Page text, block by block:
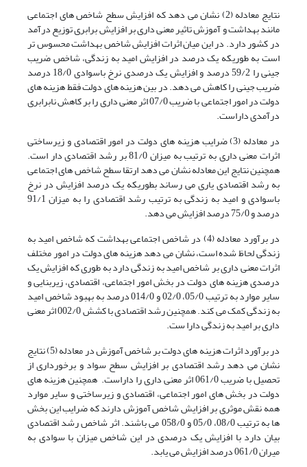
نتایج معادله (2) نشان می دهد که افزایش سطح شاخص های اجتماعی
مانند بهداشت و آموزش تاثیر معنی داری بر افزایش برابری توزیع درآمد
در کشور دارد. در این میان اثرات افزایش شاخص بهداشت محسوس تر
است به طوریکه یک درصد در افزایش امید به زندگی، شاخص ضریب
جینی را 59/2 درصد و افزایش یک درصدی نرخ باسوادی 18/0 درصد
ضریب جینی را کاهش می دهد. در بین هزینه های دولت فقط هزینه های
دولت در امور اجتماعی با ضریب 07/0 اثر معنی داری را بر کاهش نابرابری
درآمدی داراست.
در معادله (3) ضرایب هزینه های دولت در امور اقتصادی و زیرساختی
اثرات معنی داری به ترتیب به میزان 81/0 بر رشد اقتصادی دار است.
همچنین نتایج این معادله نشان می دهد ارتقا سطح شاخص های اجتماعی
به رشد اقتصادی یاری می رساند بطوریکه یک درصد افزایش در نرخ
باسوادی و امید به زندگی به ترتیب رشد اقتصادی را به میزان 91/1
درصد و 75/0 درصد افزایش می دهد.
در برآورد معادله (4) در شاخص اجتماعی بهداشت که شاخص امید به
زندگی لحاظ شده است، نشان می دهد هزینه های دولت در امور مختلف
اثرات معنی داری بر شاخص امید به زندگی دارد به طوری که افزایش یک
درصدی هزینه های دولت در بخش امور اجتماعی، اقتصادی، زیربنایی و
سایر موارد به ترتیب 05/0، 02/0 و 014/0 درصد به بهبود شاخص امید
به زندگی کمک می کند. همچنین رشد اقتصادی با کشش 002/0 اثر معنی
داری بر امید به زندگی دارا ست.
در برآورد اثرات هزینه های دولت بر شاخص آموزش در معادله (5) نتایج
نشان می دهد رشد اقتصادی بر افزایش سطح سواد و برخورداری از
تحصیل با ضریب 061/0 اثر معنی داری را داراست. همچنین هزینه های
دولت در بخش های امور اجتماعی، اقتصادی و زیرساختی و سایر موارد
همه نقش موثری بر افزایش شاخص آموزش دارند که ضرایب این بخش
ها به ترتیب 08/0، 05/0 و 058/0 می باشند. اثر شاخص رشد اقتصادی
بیان دارد با افزایش یک درصدی در این شاخص میزان با سوادی به
میران 061/0 درصد افزایش می یابد.